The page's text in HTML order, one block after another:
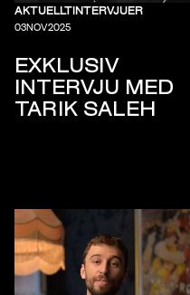
AKTUELLTINTERVJUER
03NOV2025
EXKLUSIV
INTERVJU MED
TARIK SALEH